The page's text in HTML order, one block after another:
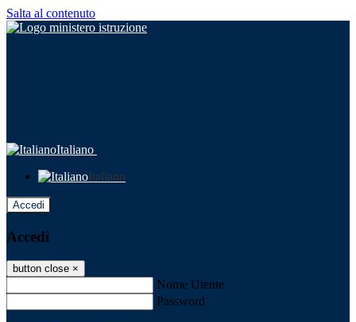
Salta al contenuto
Italiano
Italiano
Accedi
Accedi
button close ×
Nome Utente
Password